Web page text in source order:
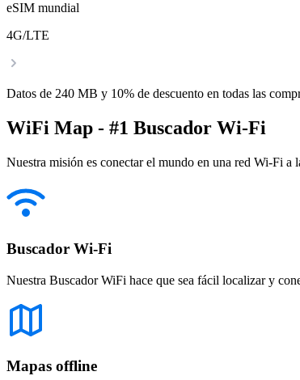
eSIM mundial
4G/LTE
Datos de 240 MB y 10% de descuento en todas las
WiFi Map - #1 Buscador Wi-Fi
Nuestra misión es conectar el mundo en una red Wi-Fi
Buscador Wi-Fi
Nuestra Buscador WiFi hace que sea fácil localizar y
Mapas offline